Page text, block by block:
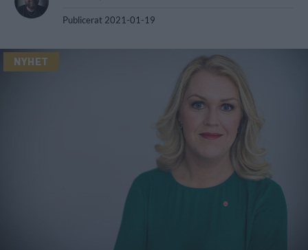
Publicerat 2021-01-19
NYHET